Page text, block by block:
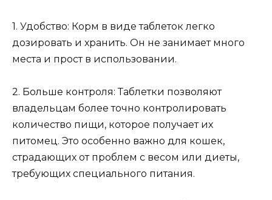
1. Удобство: Корм в виде таблеток легко
дозировать и хранить. Он не занимает много
места и прост в использовании.
2. Больше контроля: Таблетки позволяют
владельцам более точно контролировать
количество пищи, которое получает их
питомец. Это особенно важно для кошек,
страдающих от проблем с весом или диеты,
требующих специального питания.